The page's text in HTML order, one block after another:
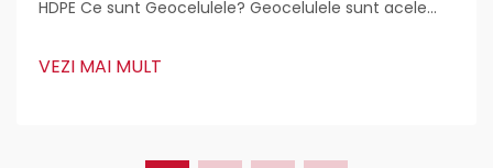
HDPE Ce sunt Geocelulele? Geocelulele sunt acele
lucrări de construcții. Inginerii civili le adoră
VEZI MAI MULT